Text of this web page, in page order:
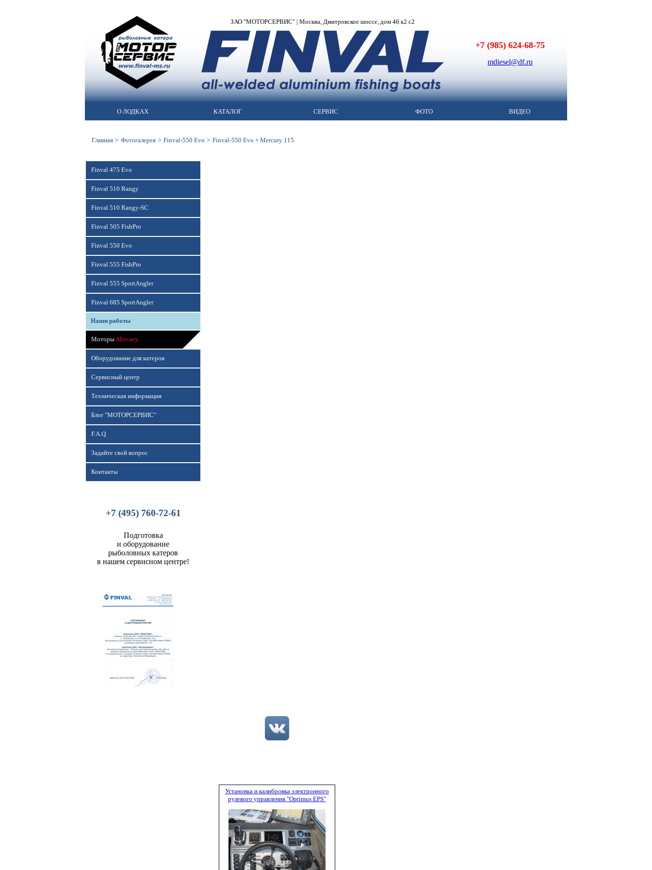
ЗАО "МОТОРСЕРВИС" | Москва, Дмитровское шоссе, дом 46 к2 с2
+7 (985) 624-68-75
mdiesel@df.ru
О ЛОДКАХ КАТАЛОГ СЕРВИС ФОТО ВИДЕО
Главная > Фотогалерея > Finval-550 Evo > Finval-550 Evo + Mercury 115
Finval 475 Evo
Finval 510 Rangy
Finval 510 Rangy-SC
Finval 505 FishPro
Finval 550 Evo
Finval 555 FishPro
Finval 555 SportAngler
Finval 685 SportAngler
Наши работы
Моторы Mercury
Оборудование для катеров
Сервисный центр
Техническая информация
Блог "МОТОРСЕРВИС"
F.A.Q.
Задайте свой вопрос
Контакты
+7 (495) 760-72-61
Подготовка
и оборудование
рыболовных катеров
в нашем сервисном центре!
Установка и калибровка электронного
рулевого управления "Optimus EPS"